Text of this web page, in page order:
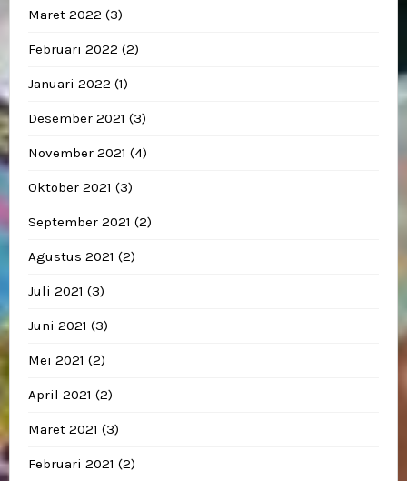
Maret 2022 (3)
Februari 2022 (2)
Januari 2022 (1)
Desember 2021 (3)
November 2021 (4)
Oktober 2021 (3)
September 2021 (2)
Agustus 2021 (2)
Juli 2021 (3)
Juni 2021 (3)
Mei 2021 (2)
April 2021 (2)
Maret 2021 (3)
Februari 2021 (2)